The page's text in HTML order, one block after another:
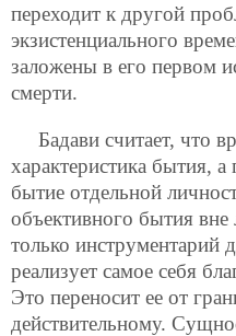
переходит к другой
экзистенциального
заложены в его первом
смерти.
Бадави считает, что
характеристика бытия,
бытие отдельной
объективного бытия вне
только инструментарий
реализует самое себя
Это переносит ее от
действительному.